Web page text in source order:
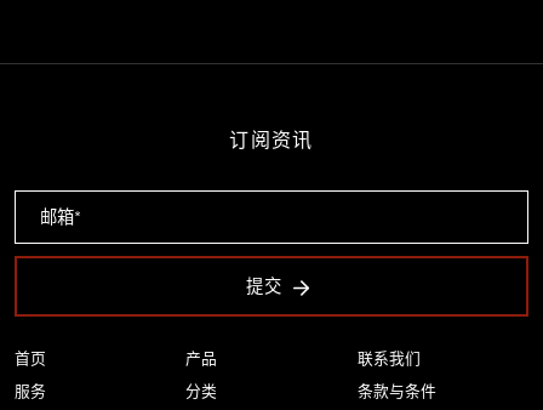
首页
服务
产品
分类
联系我们
条款与条件
订阅资讯
提交